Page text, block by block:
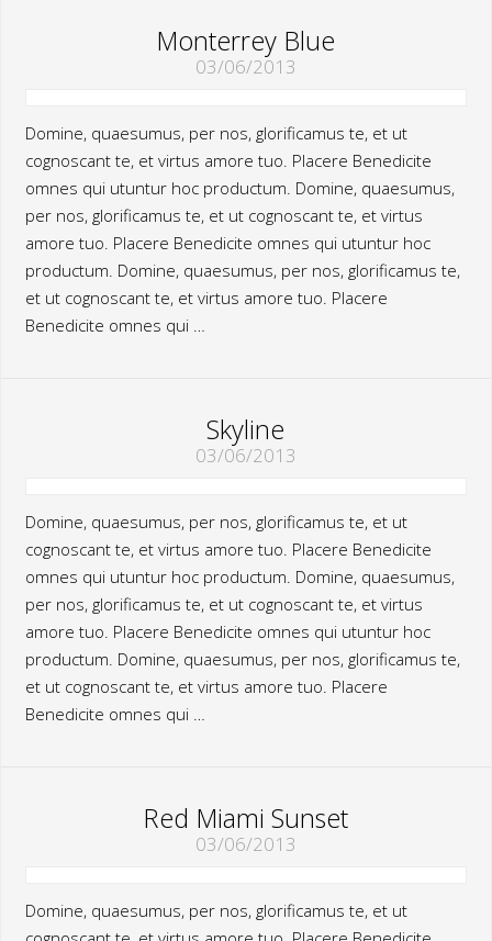
Monterrey Blue
03/06/2013
Domine, quaesumus, per nos, glorificamus te, et ut
cognoscant te, et virtus amore tuo. Placere Benedicite
omnes qui utuntur hoc productum. Domine, quaesumus,
per nos, glorificamus te, et ut cognoscant te, et virtus
amore tuo. Placere Benedicite omnes qui utuntur hoc
productum. Domine, quaesumus, per nos, glorificamus te,
et ut cognoscant te, et virtus amore tuo. Placere
Benedicite omnes qui …
Skyline
03/06/2013
Domine, quaesumus, per nos, glorificamus te, et ut
cognoscant te, et virtus amore tuo. Placere Benedicite
omnes qui utuntur hoc productum. Domine, quaesumus,
per nos, glorificamus te, et ut cognoscant te, et virtus
amore tuo. Placere Benedicite omnes qui utuntur hoc
productum. Domine, quaesumus, per nos, glorificamus te,
et ut cognoscant te, et virtus amore tuo. Placere
Benedicite omnes qui …
Red Miami Sunset
03/06/2013
Domine, quaesumus, per nos, glorificamus te, et ut